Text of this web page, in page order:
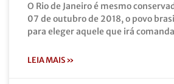
O Rio de Janeiro é mesmo
07 de outubro de 2018, o povo
para eleger aquele que irá
LEIA MAIS »